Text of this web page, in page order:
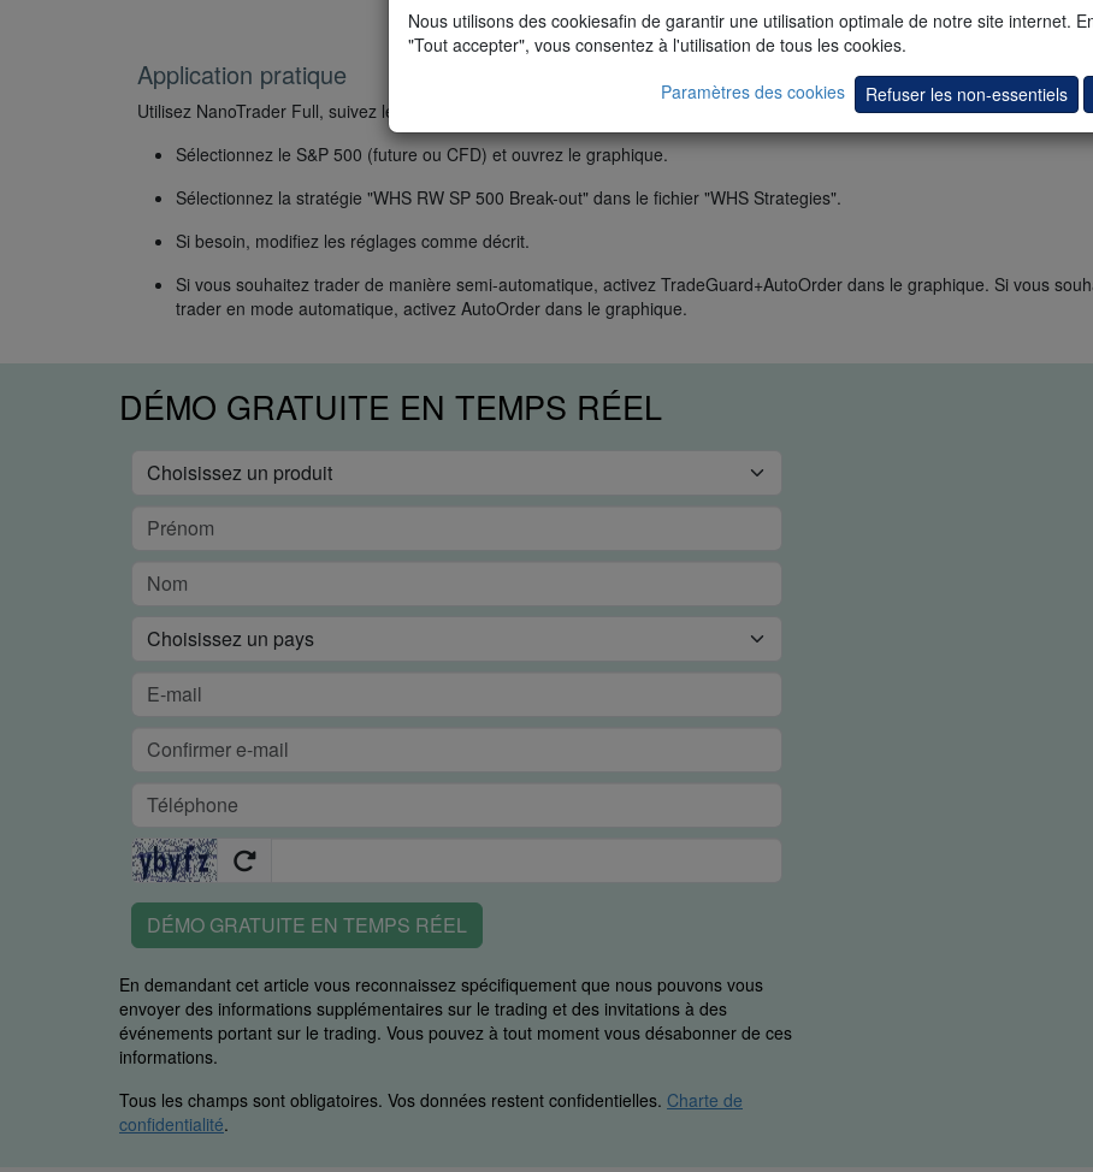
Application pratique
Utilisez NanoTrader Full, suivez les étapes suivantes :
Sélectionnez le S&P 500 (future ou CFD) et ouvrez le graphique.
Sélectionnez la stratégie "WHS RW SP 500 Break-out" dans le fichier "WHS Strategies".
Si besoin, modifiez les réglages comme décrit.
Si vous souhaitez trader de manière semi-automatique, activez TradeGuard+AutoOrder dans le graphique. Si vous
trader en mode automatique, activez AutoOrder dans le graphique.
Nous utilisons des cookiesafin de garantir une utilisation optimale de notre site internet.
"Tout accepter", vous consentez à l'utilisation de tous les cookies.
Paramètres des cookies
Refuser les non-essentiels
DÉMO GRATUITE EN TEMPS RÉEL
DÉMO GRATUITE EN TEMPS RÉEL
En demandant cet article vous reconnaissez spécifiquement que nous pouvons vous
envoyer des informations supplémentaires sur le trading et des invitations à des
événements portant sur le trading. Vous pouvez à tout moment vous désabonner de ces
informations.
Tous les champs sont obligatoires. Vos données restent confidentielles. Charte de
confidentialité.